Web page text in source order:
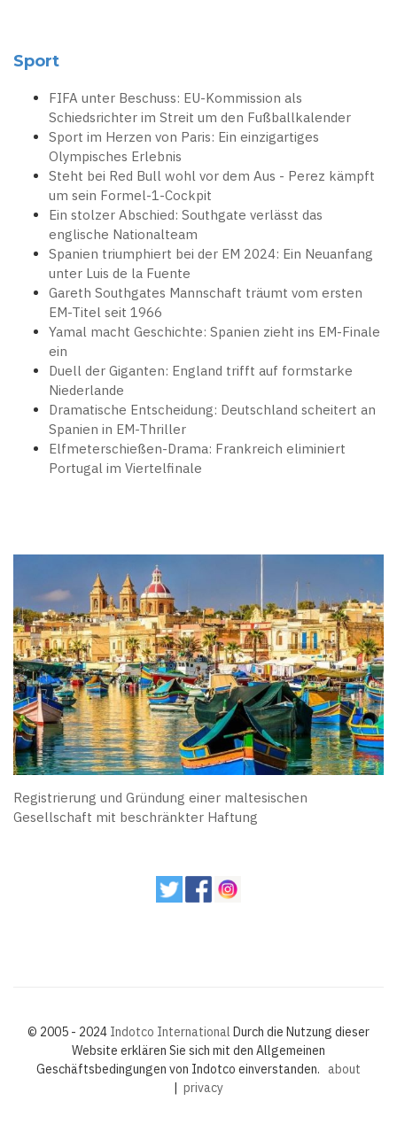
Sport
FIFA unter Beschuss: EU-Kommission als
Schiedsrichter im Streit um den Fußballkalender
Sport im Herzen von Paris: Ein einzigartiges
Olympisches Erlebnis
Steht bei Red Bull wohl vor dem Aus - Perez kämpft
um sein Formel-1-Cockpit
Ein stolzer Abschied: Southgate verlässt das
englische Nationalteam
Spanien triumphiert bei der EM 2024: Ein Neuanfang
unter Luis de la Fuente
Gareth Southgates Mannschaft träumt vom ersten
EM-Titel seit 1966
Yamal macht Geschichte: Spanien zieht ins EM-Finale
ein
Duell der Giganten: England trifft auf formstarke
Niederlande
Dramatische Entscheidung: Deutschland scheitert an
Spanien in EM-Thriller
Elfmeterschießen-Drama: Frankreich eliminiert
Portugal im Viertelfinale
Registrierung und Gründung einer maltesischen
Gesellschaft mit beschränkter Haftung
© 2005 - 2024 Indotco International Durch die Nutzung dieser
Website erklären Sie sich mit den Allgemeinen
Geschäftsbedingungen von Indotco einverstanden. about
| privacy